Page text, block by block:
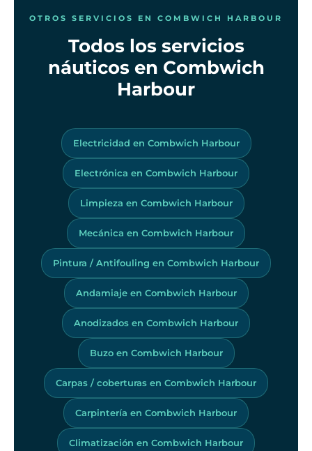
OTROS SERVICIOS EN COMBWICH HARBOUR
Todos los servicios
náuticos en Combwich
Harbour
Electricidad en Combwich Harbour
Electrónica en Combwich Harbour
Limpieza en Combwich Harbour
Mecánica en Combwich Harbour
Pintura / Antifouling en Combwich Harbour
Andamiaje en Combwich Harbour
Anodizados en Combwich Harbour
Buzo en Combwich Harbour
Carpas / coberturas en Combwich Harbour
Carpintería en Combwich Harbour
Climatización en Combwich Harbour